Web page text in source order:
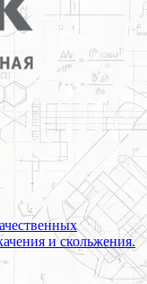
и скольжения.